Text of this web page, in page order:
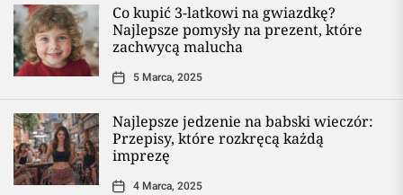
Co kupić 3-latkowi na gwiazdkę?
Najlepsze pomysły na prezent, które
zachwycą malucha
5 Marca, 2025
Najlepsze jedzenie na babski wieczór:
Przepisy, które rozkręcą każdą
imprezę
4 Marca, 2025